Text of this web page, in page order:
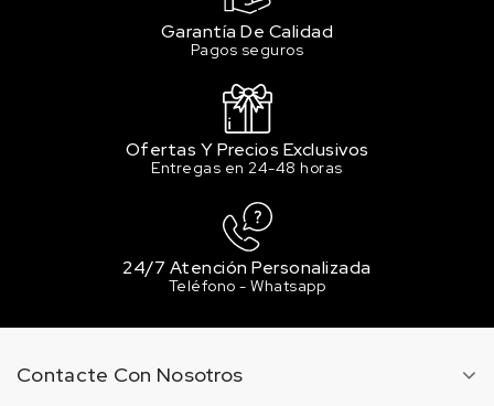
Garantía De Calidad
Pagos seguros
Ofertas Y Precios Exclusivos
Entregas en 24-48 horas
24/7 Atención Personalizada
Teléfono - Whatsapp
Contacte Con Nosotros